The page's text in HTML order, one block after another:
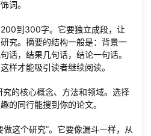
词。
到300字。它要独立成段，让
究。摘要的结构一般是：背景一
话，结果几句话，结论一句话。
样才能吸引读者继续阅读。
的核心概念、方法和领域。选择
的同行能搜到你的论文。
做这个研究”。它要像漏斗一样，从